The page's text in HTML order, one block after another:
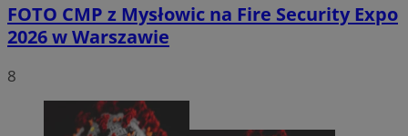
FOTO CMP z Mysłowic na Fire Security Expo
2026 w Warszawie
8